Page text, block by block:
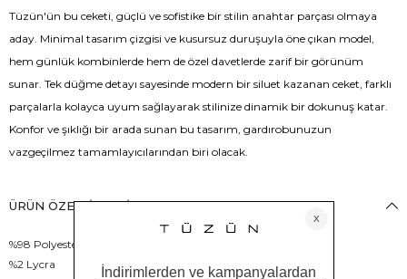
Tüzün'ün bu ceketi, güçlü ve sofistike bir stilin anahtar parçası olmaya
aday. Minimal tasarım çizgisi ve kusursuz duruşuyla öne çıkan model,
hem günlük kombinlerde hem de özel davetlerde zarif bir görünüm
sunar. Tek düğme detayı sayesinde modern bir siluet kazanan ceket, farklı
parçalarla kolayca uyum sağlayarak stilinize dinamik bir dokunuş katar.
Konfor ve şıklığı bir arada sunan bu tasarım, gardırobunuzun
vazgeçilmez tamamlayıcılarından biri olacak.
ÜRÜN ÖZELLIKLERI
%98 Polyester
%2 Lycra